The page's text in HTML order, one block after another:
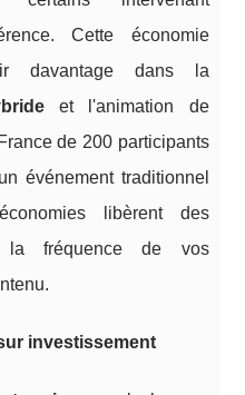
Cette économie
davantage dans la
et l'animation de
de 200 participants
événement traditionnel
libèrent des
la fréquence de vos
investissement